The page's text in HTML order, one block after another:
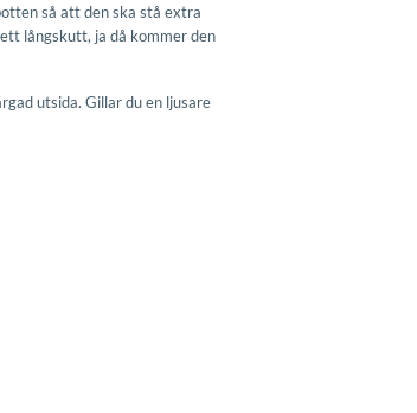
så att den ska stå extra
långskutt, ja då kommer den
utsida. Gillar du en ljusare